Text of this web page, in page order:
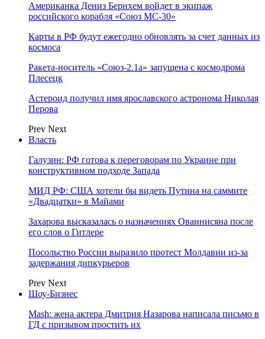
Американка Дениз Бернхем войдет в экипаж
российского корабля «Союз МС-30»
Карты в РФ будут ежегодно обновлять за счет данных из
космоса
Ракета-носитель «Союз-2.1а» запущена с космодрома
Плесецк
Астероид получил имя ярославского астронома Николая
Перова
Prev Next
Власть
Галузин: РФ готова к переговорам по Украине при
конструктивном подходе Запада
МИД РФ: США хотели бы видеть Путина на саммите
«Двадцатки» в Майами
Захарова высказалась о назначениях Ованнисяна после
его слов о Гитлере
Посольство России выразило протест Молдавии из-за
задержания дипкурьеров
Prev Next
Шоу-Бизнес
Mash: жена актера Дмитрия Назарова написала письмо в
ГД с призывом простить их